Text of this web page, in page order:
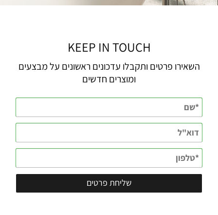
KEEP IN TOUCH
השאירו פרטים ותקבלו עדכונים ראשונים על מבצעים
ומוצרים חדשים